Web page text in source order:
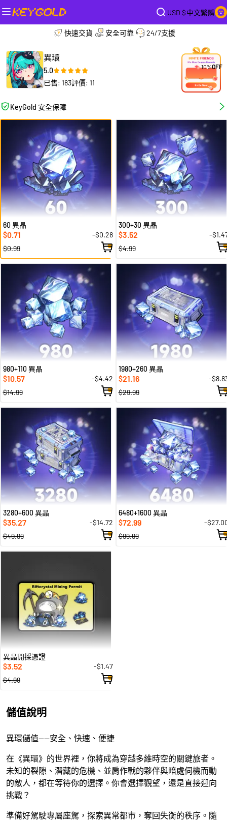
USD $中文繁體
快速交貨 安全可靠 24/7支援
異環
5.0
已售: 183評價: 11
10%OFF
KeyGold 安全保障
60 異晶
$0.71
-$0.28
$0.99
300+30 異晶
$3.52
-
$4.99
980+110 異晶
$10.57
-$4.42
$14.99
1980+260 異晶
$21.16
-
$29.99
3280+600 異晶
$35.27
-$14.72
$49.99
6480+1600 異晶
$72.99
-
$99.99
異晶開採憑證
$3.52
-$1.47
$4.99
儲值說明
異環儲值——安全、快速、便捷
在《異環》的世界裡，你將成為穿越多維時空的關鍵旅者。
未知的裂隙、潛藏的危機、並肩作戰的夥伴與暗處伺機而動
的敵人，都在等待你的選擇。你會選擇觀望，還是直接迎向
挑戰？
準備好駕駛專屬座駕，探索異常都市，奪回失衡的秩序。隨